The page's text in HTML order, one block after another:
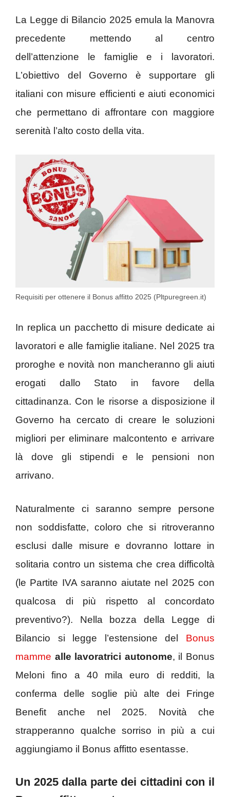
La Legge di Bilancio 2025 emula la Manovra
precedente mettendo al centro
dell’attenzione le famiglie e i lavoratori.
L’obiettivo del Governo è supportare gli
italiani con misure efficienti e aiuti economici
che permettano di affrontare con maggiore
serenità l’alto costo della vita.
Requisiti per ottenere il Bonus affitto 2025 (Pltpuregreen.it)
In replica un pacchetto di misure dedicate ai
lavoratori e alle famiglie italiane. Nel 2025 tra
proroghe e novità non mancheranno gli aiuti
erogati dallo Stato in favore della
cittadinanza. Con le risorse a disposizione il
Governo ha cercato di creare le soluzioni
migliori per eliminare malcontento e arrivare
là dove gli stipendi e le pensioni non
arrivano.
Naturalmente ci saranno sempre persone
non soddisfatte, coloro che si ritroveranno
esclusi dalle misure e dovranno lottare in
solitaria contro un sistema che crea difficoltà
(le Partite IVA saranno aiutate nel 2025 con
qualcosa di più rispetto al concordato
preventivo?). Nella bozza della Legge di
Bilancio si legge l’estensione del Bonus
mamme alle lavoratrici autonome, il Bonus
Meloni fino a 40 mila euro di redditi, la
conferma delle soglie più alte dei Fringe
Benefit anche nel 2025. Novità che
strapperanno qualche sorriso in più a cui
aggiungiamo il Bonus affitto esentasse.
Un 2025 dalla parte dei cittadini con il